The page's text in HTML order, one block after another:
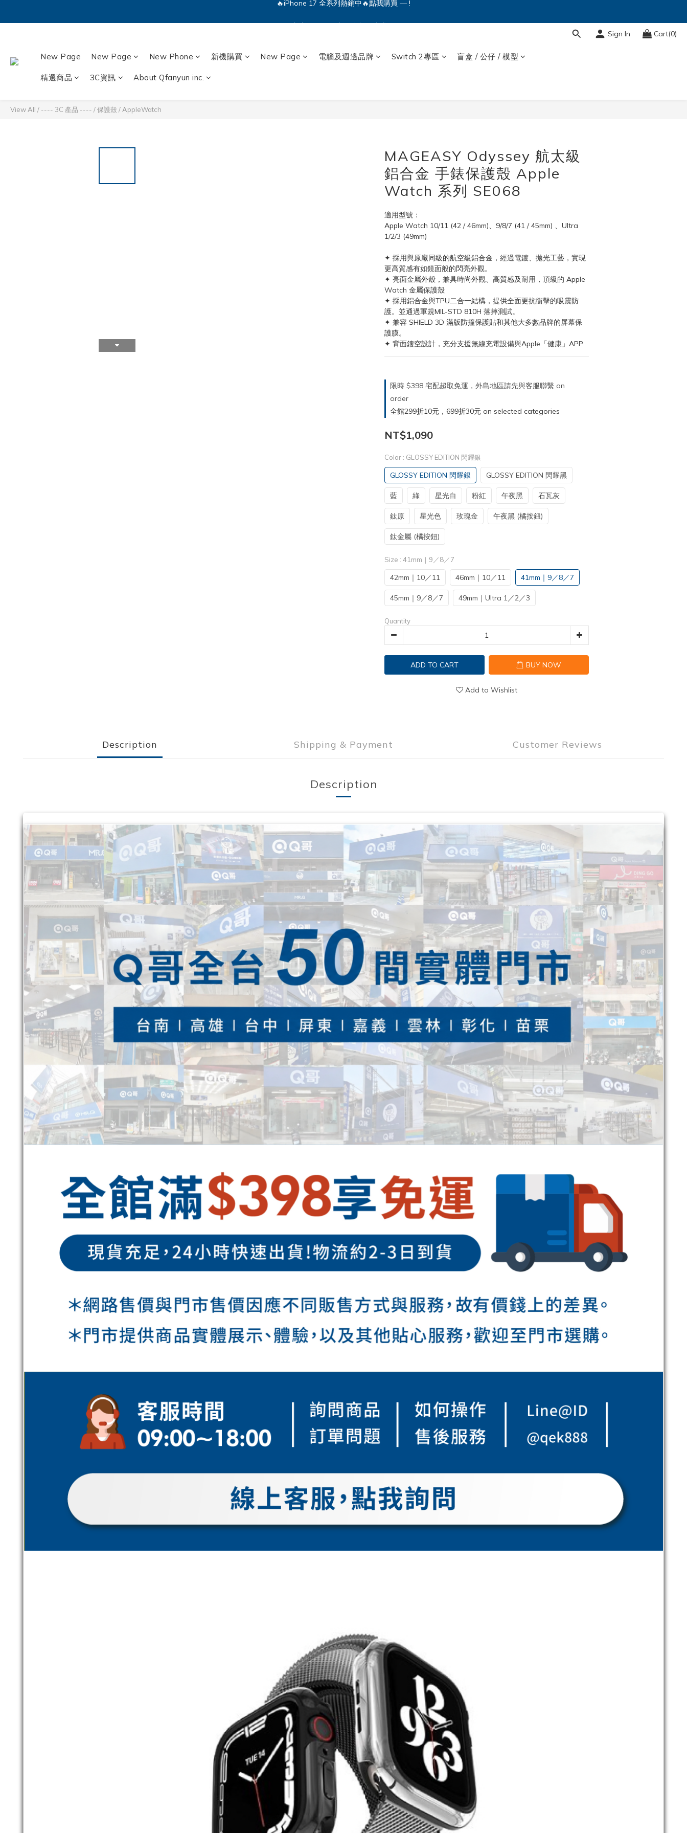
Sign In Cart(0)
New Page New Page New Phone 新機購買 New Page 電腦及週邊品牌 Switch 2專區 盲盒 / 公仔 / 模型
精選商品 3C資訊 About Qfanyun inc.
View All / ---- 3C 產品 ---- /保護殼 / AppleWatch
MAGEASY Odyssey 航太級
鋁合金 手錶保護殼 Apple
Watch 系列 SE068
適用型號：
Apple Watch 10/11 (42 / 46mm)、9/8/7 (41 / 45mm) 、Ultra
1/2/3 (49mm)
✦ 採用與原廠同級的航空級鋁合金，經過電鍍、拋光工藝，實現
更高質感有如鏡面般的閃亮外觀。
✦ 亮面金屬外殼，兼具時尚外觀、高質感及耐用，頂級的 Apple
Watch 金屬保護殼
✦ 採用鋁合金與TPU二合一結構，提供全面更抗衝擊的吸震防
護。並通過軍規MIL-STD 810H 落摔測試。
✦ 兼容 SHIELD 3D 滿版防撞保護貼和其他大多數品牌的屏幕保
護膜。
✦ 背面鏤空設計，充分支援無線充電設備與Apple「健康」APP
限時 $398 宅配超取免運，外島地區請先與客服聯繫 on
order
全館299折10元，699折30元 on selected categories
NT$1,090
Color : GLOSSY EDITION 閃耀銀
GLOSSY EDITION 閃耀銀 GLOSSY EDITION 閃耀黑
藍 綠 星光白 粉紅 午夜黑 石瓦灰
鈦原 星光色 玫瑰金 午夜黑 (橘按鈕)
鈦金屬 (橘按鈕)
Size : 41mm｜9／8／7
42mm｜10／11 46mm｜10／11 41mm｜9／8／7
45mm｜9／8／7 49mm｜Ultra 1／2／3
Quantity
ADD TO CART BUY NOW
Add to Wishlist
Description Shipping & Payment Customer Reviews
Description